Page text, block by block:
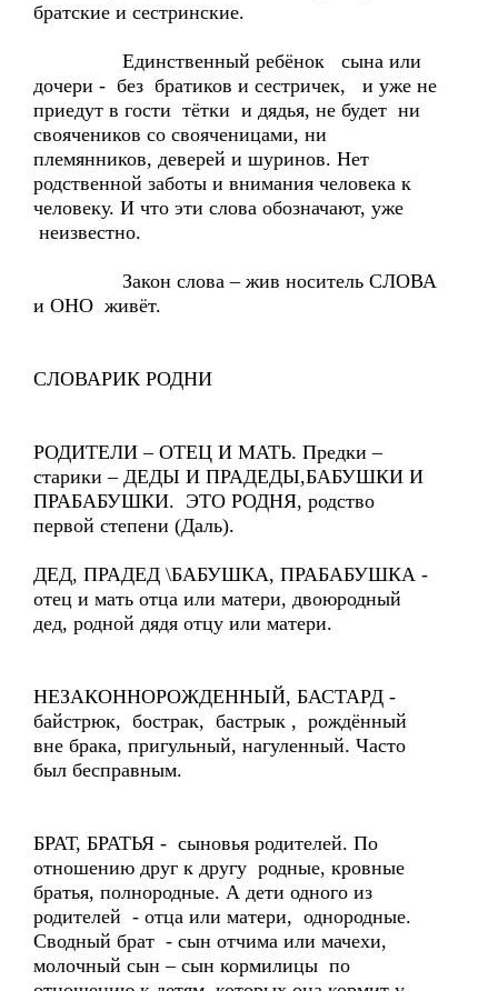
братские и сестринские.
Единственный ребёнок сына или
дочери - без братиков и сестричек, и уже не
приедут в гости тётки и дядья, не будет ни
своячеников со свояченицами, ни
племянников, деверей и шуринов. Нет
родственной заботы и внимания человека к
человеку. И что эти слова обозначают, уже
неизвестно.
Закон слова – жив носитель СЛОВА
и ОНО живёт.
СЛОВАРИК РОДНИ
РОДИТЕЛИ – ОТЕЦ И МАТЬ. Предки –
старики – ДЕДЫ И ПРАДЕДЫ,БАБУШКИ И
ПРАБАБУШКИ. ЭТО РОДНЯ, родство
первой степени (Даль).
ДЕД, ПРАДЕД \БАБУШКА, ПРАБАБУШКА -
отец и мать отца или матери, двоюродный
дед, родной дядя отцу или матери.
НЕЗАКОННОРОЖДЕННЫЙ, БАСТАРД -
байстрюк, бострак, бастрык , рождённый
вне брака, пригульный, нагуленный. Часто
был бесправным.
БРАТ, БРАТЬЯ - сыновья родителей. По
отношению друг к другу родные, кровные
братья, полнородные. А дети одного из
родителей - отца или матери, однородные.
Сводный брат - сын отчима или мачехи,
молочный сын – сын кормилицы по